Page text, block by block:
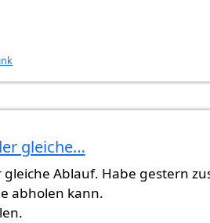
gleiche…
Ablauf. Habe gestern
abholen kann.